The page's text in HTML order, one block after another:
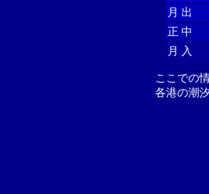
月 出
正 中
月 入
ここでの
各港の潮